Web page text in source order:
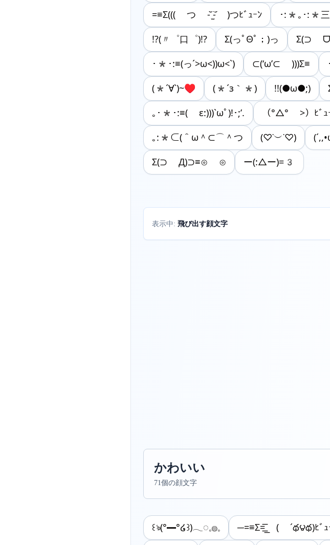
=≡Σ((( つ -᷅ ̫̈-᷄ )つﾋﾞｭｰﾝ ･:*｡･:*三
!?(〃゜口゜)!? Σ(っﾟΘﾟ；)っ Σ(⊃
･*･:≡(っ´>ω<))ω<`) ⊂(‘ω’⊂ )))Σ≡
(*´∀`)~♥ (*´з｀*) !!(●ω●;)
｡･*･:≡( ε:)))`ωﾟ)!･;’. （°△° >）ﾋﾞｭ
｡:*⊂(＾ω＾⊂⌒＾つ (♡˙︶˙♡)
Σ(⊃ Д)⊃≡⊙ ⊙ ー(:△ー)=3
表示中: 飛び出す顔文字
かわいい
71個の顔文字
꒰ঌ(°━°໒꒱)𓂃◌𓈒𓐍𓈒 ─=≡Σ=͟͟͞ ( ´థ౪థ)ﾋﾞｭ